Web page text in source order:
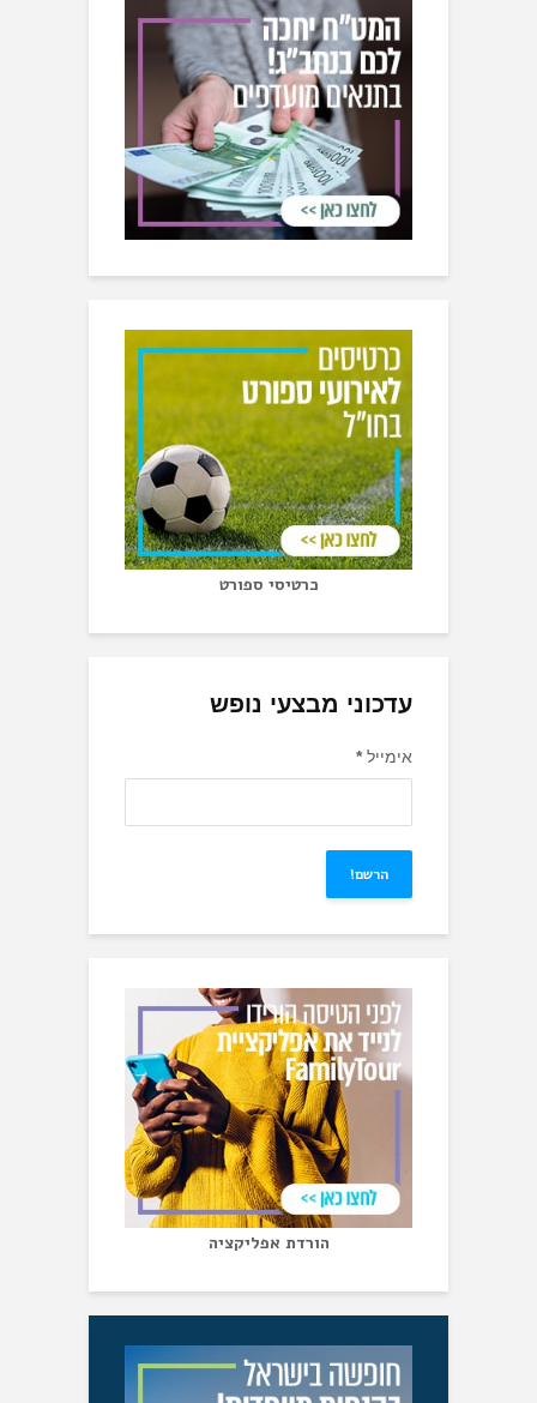
כרטיסי ספורט
עדכוני מבצעי נופש
אימייל*
הורדת אפליקציה